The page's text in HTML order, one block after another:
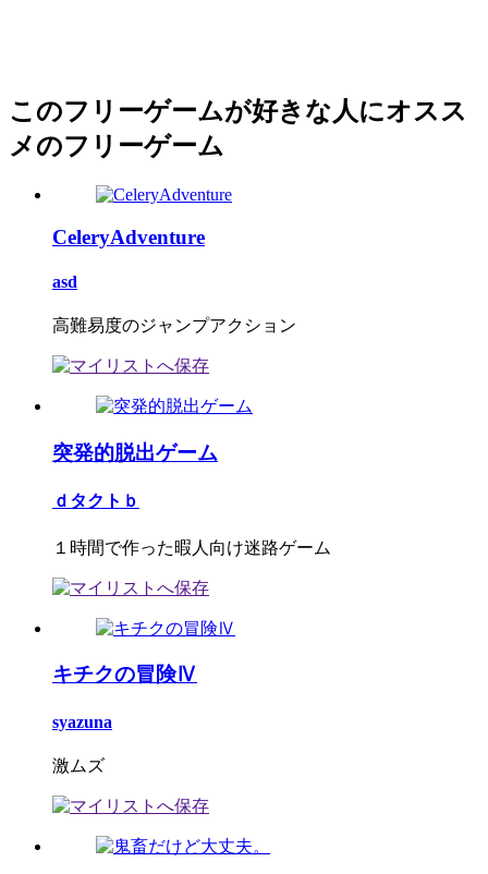
このフリーゲームが好きな人にオスス
メのフリーゲーム
CeleryAdventure
asd
高難易度のジャンプアクション
突発的脱出ゲーム
ｄタクトｂ
１時間で作った暇人向け迷路ゲーム
キチクの冒険Ⅳ
syazuna
激ムズ